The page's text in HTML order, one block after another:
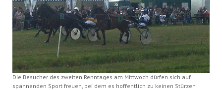
Die Besucher des zweiten Renntages am Mittwoch dürfen sich auf
spannenden Sport freuen, bei dem es hoffentlich zu keinen Stürzen